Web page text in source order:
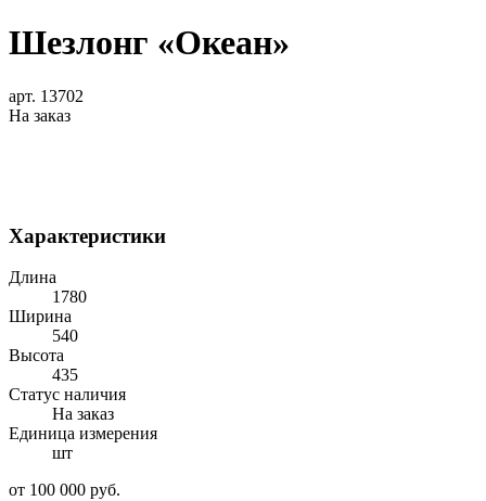
Шезлонг «Океан»
арт. 13702
На заказ
Характеристики
Длина
1780
Ширина
540
Высота
435
Статус наличия
На заказ
Единица измерения
шт
от 100 000 руб.